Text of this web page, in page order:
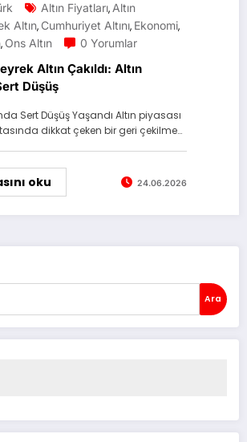
Altın Fiyatları, Altın
Altın, Cumhuriyet Altını, Ekonomi,
, Ons Altın 0 Yorumlar
Altın Çakıldı: Altın
Düşüş
Sert Düşüş Yaşandı Altın piyasası
dikkat çeken bir geri çekilme…
oku 24.06.2026
Ara